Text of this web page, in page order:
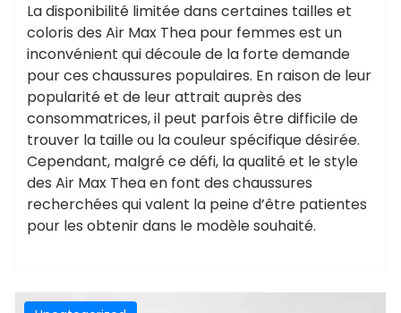
La disponibilité limitée dans certaines tailles et
coloris des Air Max Thea pour femmes est un
inconvénient qui découle de la forte demande
pour ces chaussures populaires. En raison de leur
popularité et de leur attrait auprès des
consommatrices, il peut parfois être difficile de
trouver la taille ou la couleur spécifique désirée.
Cependant, malgré ce défi, la qualité et le style
des Air Max Thea en font des chaussures
recherchées qui valent la peine d’être patientes
pour les obtenir dans le modèle souhaité.